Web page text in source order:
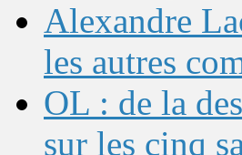
Alexandre
les autres
OL : de la
sur les cinq